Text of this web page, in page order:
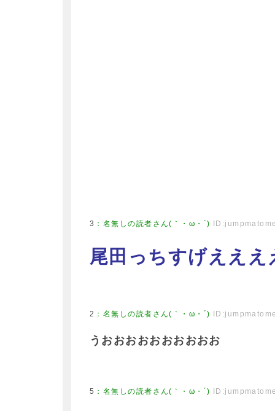
3 ： 名無しの読者さん(｀・ω・´)
尾田っちすげえええ
2 ： 名無しの読者さん(｀・ω・´)
うおおおおおおおおおお
5 ： 名無しの読者さん(｀・ω・´)